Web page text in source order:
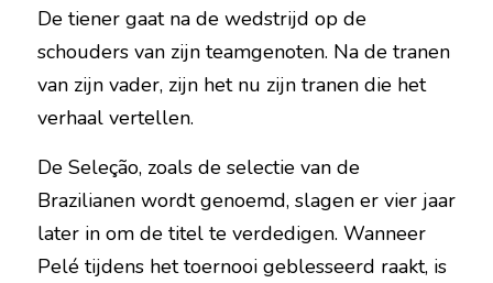
De tiener gaat na de wedstrijd op de
schouders van zijn teamgenoten. Na de tranen
van zijn vader, zijn het nu zijn tranen die het
verhaal vertellen.
De Seleção, zoals de selectie van de
Brazilianen wordt genoemd, slagen er vier jaar
later in om de titel te verdedigen. Wanneer
Pelé tijdens het toernooi geblesseerd raakt, is